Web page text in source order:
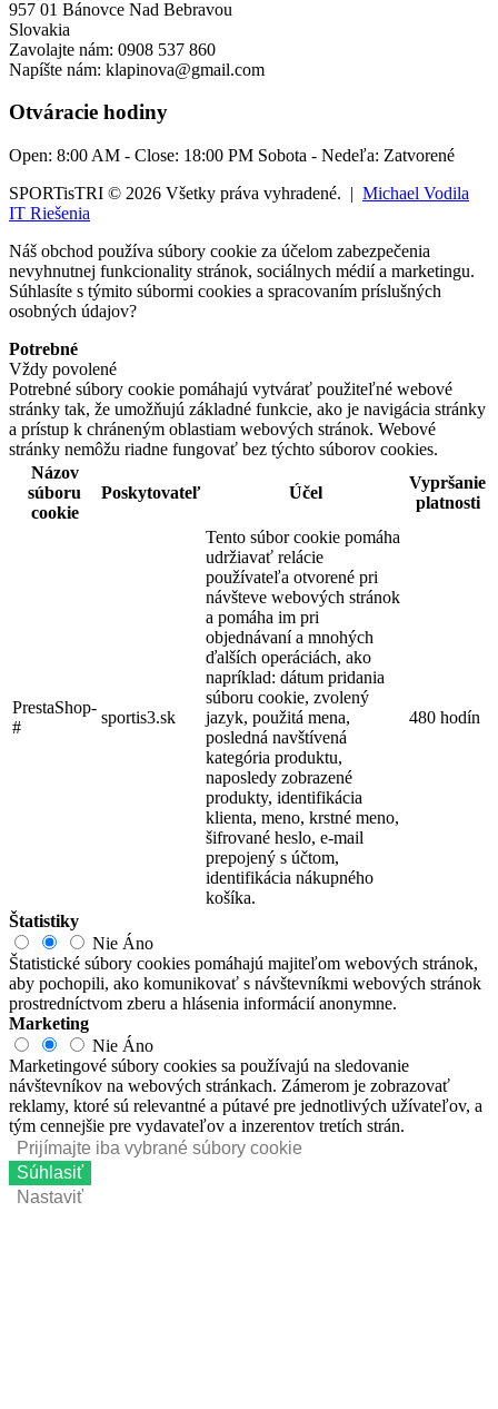
957 01 Bánovce Nad Bebravou
Slovakia
Zavolajte nám: 0908 537 860
Napíšte nám: klapinova@gmail.com
Otváracie hodiny
Open: 8:00 AM - Close: 18:00 PM Sobota - Nedeľa: Zatvorené
SPORTisTRI © 2026 Všetky práva vyhradené. | Michael Vodila
IT Riešenia
Náš obchod používa súbory cookie za účelom zabezpečenia
nevyhnutnej funkcionality stránok, sociálnych médií a marketingu.
Súhlasíte s týmito súbormi cookies a spracovaním príslušných
osobných údajov?
Potrebné
Vždy povolené
Potrebné súbory cookie pomáhajú vytvárať použiteľné webové
stránky tak, že umožňujú základné funkcie, ako je navigácia stránky
a prístup k chráneným oblastiam webových stránok. Webové
stránky nemôžu riadne fungovať bez týchto súborov cookies.
Názov
súboru
cookie
Poskytovateľ Účel
Vypršanie
platnosti
PrestaShop-
#
sportis3.sk
Tento súbor cookie pomáha
udržiavať relácie
používateľa otvorené pri
návšteve webových stránok
a pomáha im pri
objednávaní a mnohých
ďalších operáciách, ako
napríklad: dátum pridania
súboru cookie, zvolený
jazyk, použitá mena,
posledná navštívená
kategória produktu,
naposledy zobrazené
produkty, identifikácia
klienta, meno, krstné meno,
šifrované heslo, e-mail
prepojený s účtom,
identifikácia nákupného
košíka.
480 hodín
Štatistiky
Nie Áno
Štatistické súbory cookies pomáhajú majiteľom webových stránok,
aby pochopili, ako komunikovať s návštevníkmi webových stránok
prostredníctvom zberu a hlásenia informácií anonymne.
Marketing
Nie Áno
Marketingové súbory cookies sa používajú na sledovanie
návštevníkov na webových stránkach. Zámerom je zobrazovať
reklamy, ktoré sú relevantné a pútavé pre jednotlivých užívateľov, a
tým cennejšie pre vydavateľov a inzerentov tretích strán.
Prijímajte iba vybrané súbory cookie
Súhlasiť
Nastaviť